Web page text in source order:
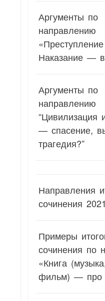
Аргументы по
направлению
Наказание —
Аргументы по
направлению
“Цивилизация
— спасение,
трагедия?”
Направления
сочинения
Примеры
сочинения по
«Книга
фильм) — про